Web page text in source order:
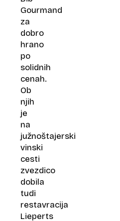
Gourmand
za
dobro
hrano
po
solidnih
cenah.
Ob
njih
je
na
južnoštajerski
vinski
cesti
zvezdico
dobila
tudi
restavracija
Lieperts